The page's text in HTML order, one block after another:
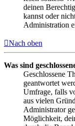
deinen
kannst oder
Administration
Nach oben
Was sind
Geschlossene
geantwortet
Umfrage, falls
aus vielen
Administrator
Möglichkeit,